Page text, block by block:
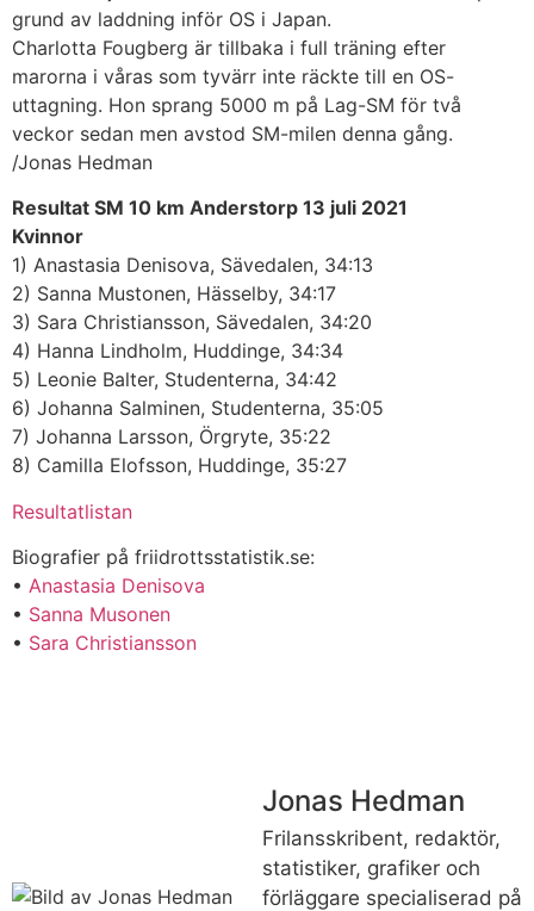
grund av laddning inför OS i Japan.
Charlotta Fougberg är tillbaka i full träning efter
marorna i våras som tyvärr inte räckte till en OS-
uttagning. Hon sprang 5000 m på Lag-SM för två
veckor sedan men avstod SM-milen denna gång.
/Jonas Hedman
Resultat SM 10 km Anderstorp 13 juli 2021
Kvinnor
1) Anastasia Denisova, Sävedalen, 34:13
2) Sanna Mustonen, Hässelby, 34:17
3) Sara Christiansson, Sävedalen, 34:20
4) Hanna Lindholm, Huddinge, 34:34
5) Leonie Balter, Studenterna, 34:42
6) Johanna Salminen, Studenterna, 35:05
7) Johanna Larsson, Örgryte, 35:22
8) Camilla Elofsson, Huddinge, 35:27
Resultatlistan
Biografier på friidrottsstatistik.se:
• Anastasia Denisova
• Sanna Musonen
• Sara Christiansson
Jonas Hedman
Frilansskribent, redaktör,
statistiker, grafiker och
förläggare specialiserad på